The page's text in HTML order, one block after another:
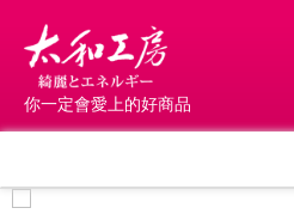
你一定會愛上的好商品